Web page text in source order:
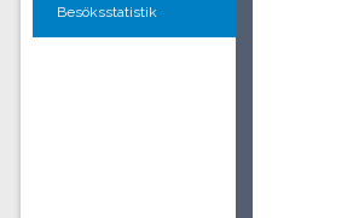
Besöksstatistik